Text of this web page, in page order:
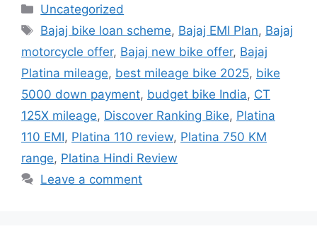
Categories
Uncategorized
Tags
Bajaj bike loan scheme, Bajaj EMI Plan, Bajaj
motorcycle offer, Bajaj new bike offer, Bajaj
Platina mileage, best mileage bike 2025, bike
5000 down payment, budget bike India, CT
125X mileage, Discover Ranking Bike, Platina
110 EMI, Platina 110 review, Platina 750 KM
range, Platina Hindi Review
Leave a comment